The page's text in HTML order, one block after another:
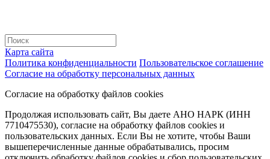
Карта сайта
Политика конфиденциальности Пользовательское соглашение
Согласие на обработку персональных данных
Согласие на обработку файлов cookies
Продолжая использовать сайт, Вы даете АНО НАРК (ИНН
7710475530), согласие на обработку файлов cookies и
пользовательских данных. Если Вы не хотите, чтобы Ваши
вышеперечисленные данные обрабатывались, просим